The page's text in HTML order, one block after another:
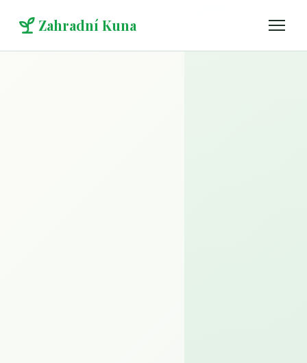
Zahradní Kuna